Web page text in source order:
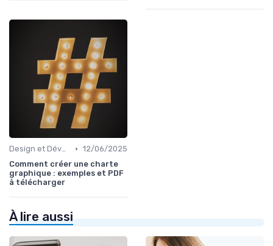
Design et Développement Web • 12/06/2025
Comment créer une charte
graphique : exemples et PDF
à télécharger
À lire aussi